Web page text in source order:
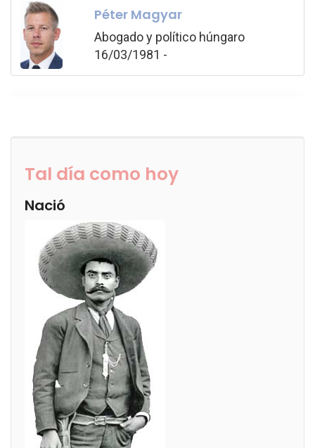
Péter Magyar
Abogado y político húngaro
16/03/1981 -
Tal día como hoy
Nació